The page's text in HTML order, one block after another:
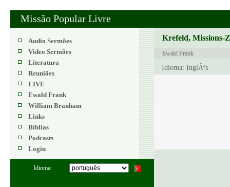
Missão Popular Livre
Audio Sermões
Video Sermões
Literatura
Reuniões
LIVE
Ewald Frank
William Branham
Links
Bíblias
Podcasts
Login
Idioma:
Krefeld, Missions-
Ewald Frank
Idioma: InglÃªs